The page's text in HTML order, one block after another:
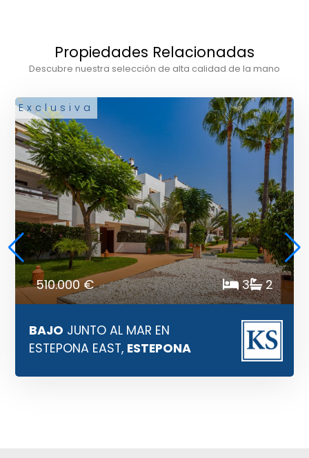
Propiedades Relacionadas
Descubre nuestra selección de alta calidad de la mano
510.000 € 3 2
Exclusiva
BAJO JUNTO AL MAR EN
ESTEPONA EAST, ESTEPONA